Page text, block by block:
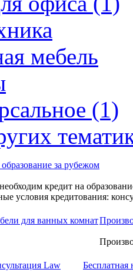
мебель
(1)
за рубежом
кредит на
условия кредитования:
Бесплатная